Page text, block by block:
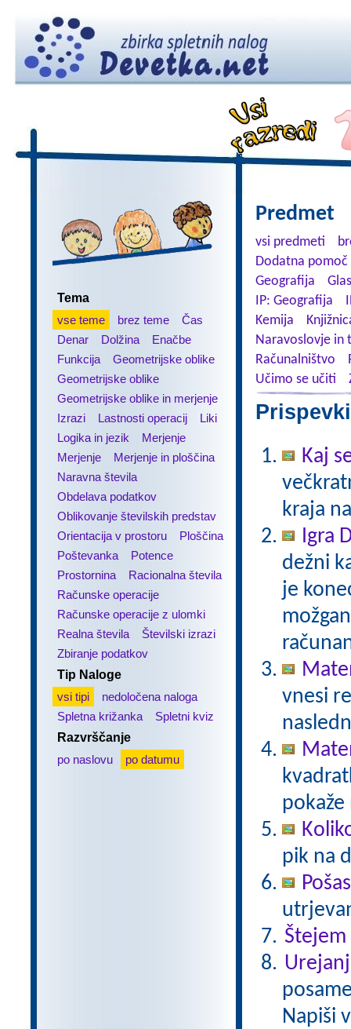
Tema
vse teme
brez teme
Čas
Denar
Dolžina
Enačbe
Funkcija
Geometrijske oblike
Geometrijske oblike
Geometrijske oblike in merjenje
Izrazi
Lastnosti operacij
Liki
Logika in jezik
Merjenje
Merjenje
Merjenje in ploščina
Naravna števila
Obdelava podatkov
Oblikovanje številskih predstav
Orientacija v prostoru
Ploščina
Poštevanka
Potence
Prostornina
Racionalna števila
Računske operacije
Računske operacije z ulomki
Realna števila
Številski izrazi
Zbiranje podatkov
Tip Naloge
vsi tipi
nedoločena naloga
Spletna križanka
Spletni kviz
Razvrščanje
po naslovu
po datumu
Predmet
vsi predmeti
Dodatna
Geografija
IP: Geografija
Kemija
Naravoslovje in
Računalništvo
Učimo se učiti
Kaj
kraja
Igra
dežni
je
vnesi
pik na
Napiši